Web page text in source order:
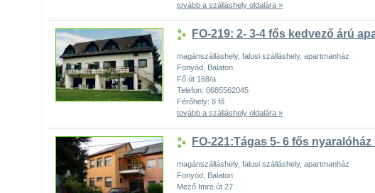
tovább a szálláshely oldalára »
FO-219: 2- 3-4 fős kedvező árú
magánszálláshely, falusi szálláshely, apartmanház
Fonyód, Balaton
Fő út 168/a
Telefon: 0685562045
Férőhely: 8 fő
tovább a szálláshely oldalára »
FO-221:Tágas 5- 6 fős
magánszálláshely, falusi szálláshely, apartmanház
Fonyód, Balaton
Mező Imre út 27